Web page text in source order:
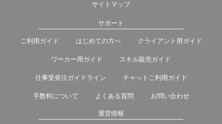
サイトマップ
サポート
ご利用ガイド はじめての方へ クライアント用ガイド
ワーカー用ガイド スキル販売ガイド
仕事受発注ガイドライン チャットご利用ガイド
手数料について よくある質問 お問い合わせ
運営情報